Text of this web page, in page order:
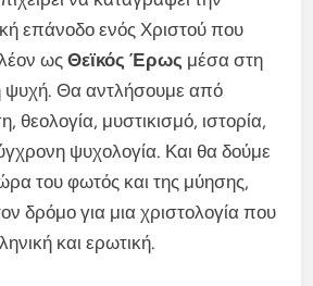
επάνοδο ενός Χριστού που
ωςΘεϊκός Έρως μέσα στη
ψυχή. Θα αντλήσουμε από
θεολογία, μυστικισμό, ιστορία,
ψυχολογία. Και θα δούμε
του φωτός και της μύησης,
δρόμο για μια χριστολογία που
και ερωτική.